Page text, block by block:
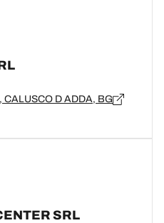
CALUSCO D ADDA, BG
SRL